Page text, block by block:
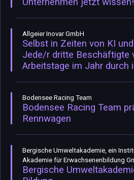
Allgeier Inovar GmbH
Selbst in Zeiten von KI
Jede/r dritte Beschäftigte
Arbeitstage im Jahr durch
Bodensee Racing Team
Bodensee Racing Team
Rennwagen
Bergische Umweltakademie, ein
Akademie für Erwachsenenbildung
Bergische